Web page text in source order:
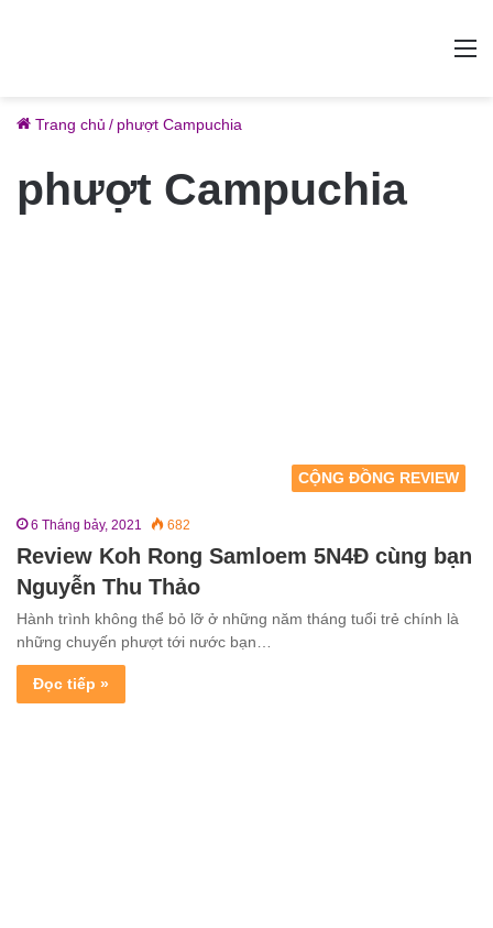
Trang chủ / phượt Campuchia
phượt Campuchia
CỘNG ĐỒNG REVIEW
6 Tháng bảy, 2021 682
Review Koh Rong Samloem 5N4Đ cùng bạn
Nguyễn Thu Thảo
Hành trình không thể bỏ lỡ ở những năm tháng tuổi trẻ chính là
những chuyến phượt tới nước bạn…
Đọc tiếp »